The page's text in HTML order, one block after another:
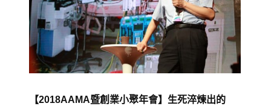
【2018AAMA暨創業小聚年會】生死淬煉出的